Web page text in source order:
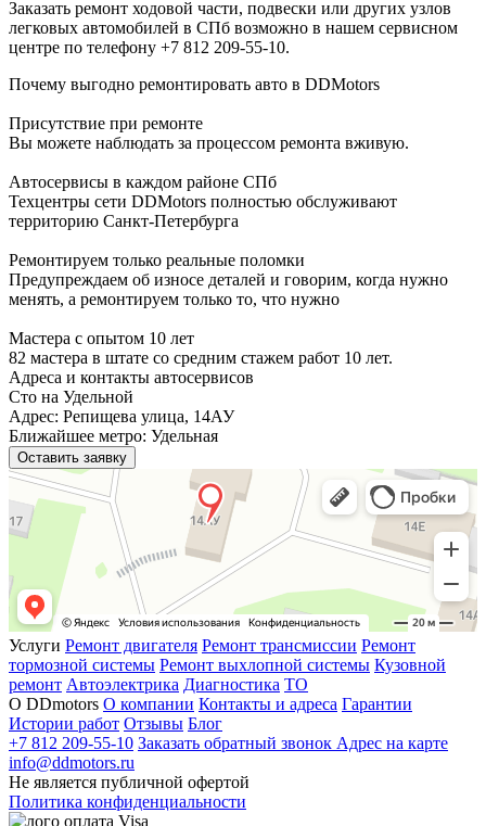
Заказать ремонт ходовой части, подвески или других узлов
легковых автомобилей в СПб возможно в нашем сервисном
центре по телефону +7 812 209-55-10.
Почему выгодно ремонтировать авто в DDMotors
Присутствие при ремонте
Вы можете наблюдать за процессом ремонта вживую.
Автосервисы в каждом районе СПб
Техцентры сети DDMotors полностью обслуживают
территорию Санкт-Петербурга
Ремонтируем только реальные поломки
Предупреждаем об износе деталей и говорим, когда нужно
менять, а ремонтируем только то, что нужно
Мастера с опытом 10 лет
82 мастера в штате со средним стажем работ 10 лет.
Адреса и контакты автосервисов
Сто на Удельной
Адрес: Репищева улица, 14АУ
Ближайшее метро: Удельная
Оставить заявку
Услуги Ремонт двигателя Ремонт трансмиссии Ремонт
тормозной системы Ремонт выхлопной системы Кузовной
ремонт Автоэлектрика Диагностика ТО
О DDmotors О компании Контакты и адреса Гарантии
Истории работ Отзывы Блог
+7 812 209-55-10 Заказать обратный звонок Адрес на карте
info@ddmotors.ru
Не является публичной офертой
Политика конфиденциальности